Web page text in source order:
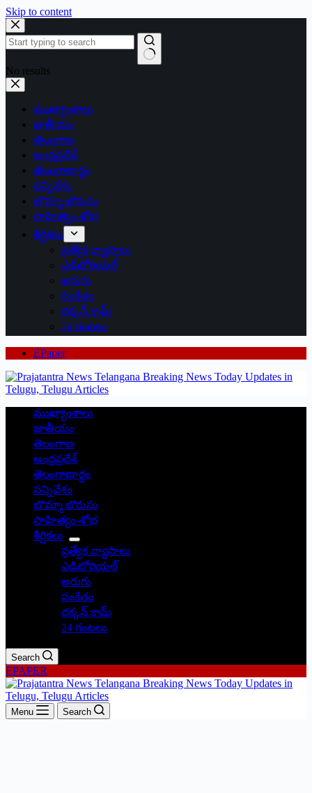
Skip to content
No results
ముఖ్యాంశాలు
జాతీయం
తెలంగాణ
ఆంధ్రప్రదేశ్
తెలంగాణార్థం
సన్నివేశం
బొమ్మా బొరుసు
సాహిత్యం-శోభ
శీర్షికలు
ప్రత్యేక వ్యాసాలు
ఎడిటోరియల్
అరుగు
సంకేతం
దక్కన్.కామ్
24 గంటలు
EPaper
ముఖ్యాంశాలు
జాతీయం
తెలంగాణ
ఆంధ్రప్రదేశ్
తెలంగాణార్థం
సన్నివేశం
బొమ్మా బొరుసు
సాహిత్యం-శోభ
శీర్షికలు
ప్రత్యేక వ్యాసాలు
ఎడిటోరియల్
అరుగు
సంకేతం
దక్కన్.కామ్
24 గంటలు
Search
EPAPER
Menu Search